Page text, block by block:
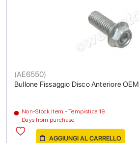
Bullone Fissaggio Disco Anteriore OEM
(AE6550)
Non-Stock Item - Tempistica 19
Days from purchase
AGGIUNGI AL CARRELLO